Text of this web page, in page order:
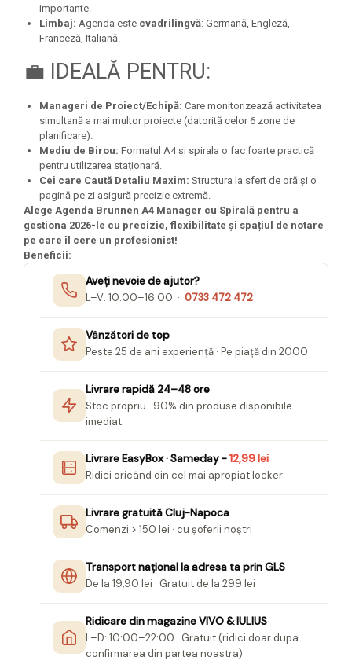
importante.
Limbaj: Agenda este cvadrilingvă: Germană, Engleză,
Franceză, Italiană.
💼 IDEALĂ PENTRU:
Manageri de Proiect/Echipă: Care monitorizează activitatea
simultană a mai multor proiecte (datorită celor 6 zone de
planificare).
Mediu de Birou: Formatul A4 și spirala o fac foarte practică
pentru utilizarea staționară.
Cei care Caută Detaliu Maxim: Structura la sfert de oră și o
pagină pe zi asigură precizie extremă.
Alege Agenda Brunnen A4 Manager cu Spirală pentru a
gestiona 2026-le cu precizie, flexibilitate și spațiul de notare
pe care îl cere un profesionist!
Beneficii:
Aveți nevoie de ajutor?
L–V: 10:00–16:00 · 0733 472 472
Vânzători de top
Peste 25 de ani experiență · Pe piață din 2000
Livrare rapidă 24–48 ore
Stoc propriu · 90% din produse disponibile
imediat
Livrare EasyBox · Sameday -12,99 lei
Ridici oricând din cel mai apropiat locker
Livrare gratuită Cluj-Napoca
Comenzi > 150 lei · cu șoferii noștri
Transport național la adresa ta prin GLS
De la 19,90 lei · Gratuit de la 299 lei
Ridicare din magazine VIVO & IULIUS
L–D: 10:00–22:00 · Gratuit (ridici doar dupa
confirmarea din partea noastra)